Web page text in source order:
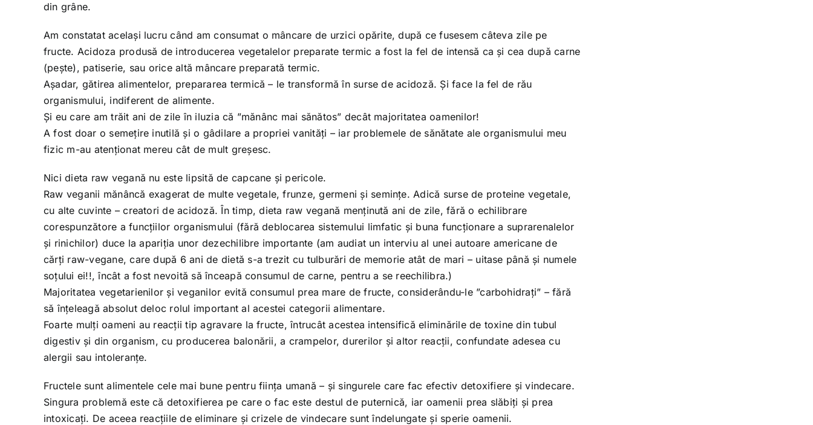
din grâne.
Am constatat același lucru când am consumat o mâncare de urzici opărite, după ce fusesem câteva zile pe
fructe. Acidoza produsă de introducerea vegetalelor preparate termic a fost la fel de intensă ca și cea după carne
(pește), patiserie, sau orice altă mâncare preparată termic.
Așadar, gătirea alimentelor, prepararea termică – le transformă în surse de acidoză. Și face la fel de rău
organismului, indiferent de alimente.
Și eu care am trăit ani de zile în iluzia că ”mănânc mai sănătos” decât majoritatea oamenilor!
A fost doar o semețire inutilă și o gâdilare a propriei vanități – iar problemele de sănătate ale organismului meu
fizic m-au atenționat mereu cât de mult greșesc.
Nici dieta raw vegană nu este lipsită de capcane și pericole.
Raw veganii mănâncă exagerat de multe vegetale, frunze, germeni și semințe. Adică surse de proteine vegetale,
cu alte cuvinte – creatori de acidoză. În timp, dieta raw vegană menținută ani de zile, fără o echilibrare
corespunzătore a funcțiilor organismului (fără deblocarea sistemului limfatic și buna funcționare a suprarenalelor
și rinichilor) duce la apariția unor dezechilibre importante (am audiat un interviu al unei autoare americane de
cărți raw-vegane, care după 6 ani de dietă s-a trezit cu tulburări de memorie atât de mari – uitase până și numele
soțului ei!!, încât a fost nevoită să înceapă consumul de carne, pentru a se reechilibra.)
Majoritatea vegetarienilor și veganilor evită consumul prea mare de fructe, considerându-le ”carbohidrați” – fără
să înțeleagă absolut deloc rolul important al acestei categorii alimentare.
Foarte mulți oameni au reacții tip agravare la fructe, întrucât acestea intensifică eliminările de toxine din tubul
digestiv și din organism, cu producerea balonării, a crampelor, durerilor și altor reacții, confundate adesea cu
alergii sau intoleranțe.
Fructele sunt alimentele cele mai bune pentru ființa umană – și singurele care fac efectiv detoxifiere și vindecare.
Singura problemă este că detoxifierea pe care o fac este destul de puternică, iar oamenii prea slăbiți și prea
intoxicați. De aceea reacțiile de eliminare și crizele de vindecare sunt îndelungate și sperie oamenii.